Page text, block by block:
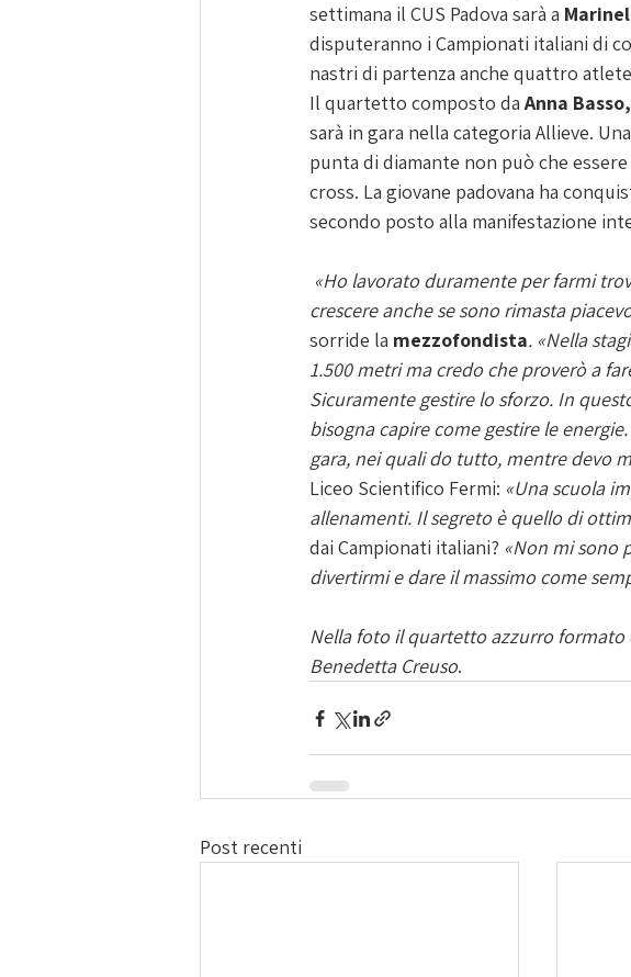
settimana il CUS Padova sarà a
disputeranno i Campionati italiani di
nastri di partenza anche quattro
Il quartetto composto da Anna
sarà in gara nella categoria Allieve.
punta di diamante non può che
cross. La giovane padovana ha
secondo posto alla manifestazione
crescere anche se sono rimasta
sorride la mezzofondista. «Nella
1.500 metri ma credo che proverò a
Sicuramente gestire lo sforzo. In
bisogna capire come gestire le
gara, nei quali do tutto, mentre devo
Liceo Scientifico Fermi: «Una scuola
allenamenti. Il segreto è quello di
dai Campionati italiani? «Non mi sono
divertirmi e dare il massimo come
Nella foto il quartetto azzurro formato
Benedetta Creuso.
Post recenti